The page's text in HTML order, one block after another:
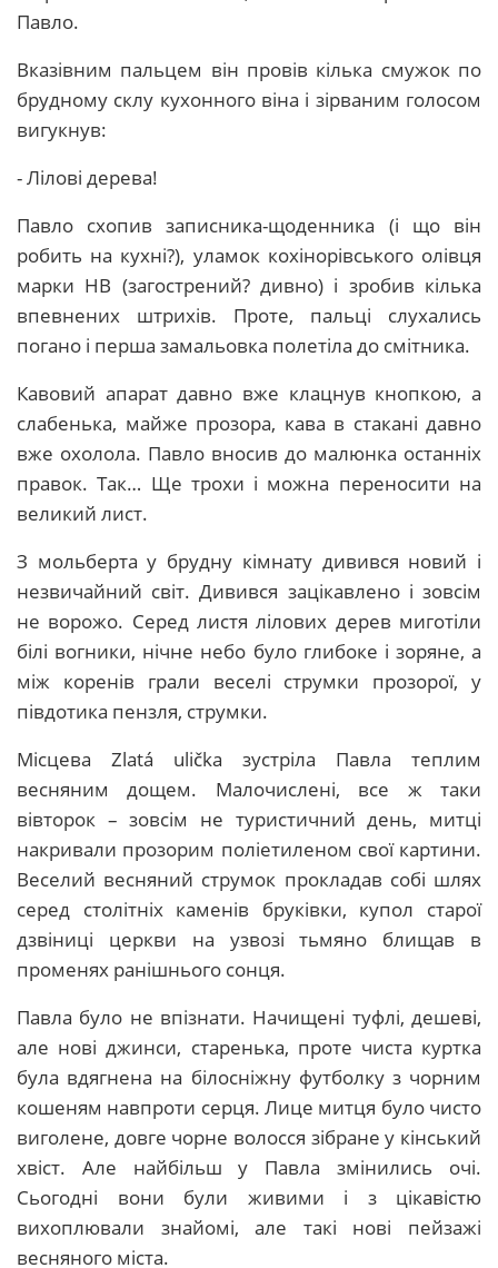
Павло.
Вказівним пальцем він провів кілька смужок по
брудному склу кухонного віна і зірваним голосом
вигукнув:
- Лілові дерева!
Павло схопив записника-щоденника (і що він
робить на кухні?), уламок кохінорівського олівця
марки HB (загострений? дивно) і зробив кілька
впевнених штрихів. Проте, пальці слухались
погано і перша замальовка полетіла до смітника.
Кавовий апарат давно вже клацнув кнопкою, а
слабенька, майже прозора, кава в стакані давно
вже охолола. Павло вносив до малюнка останніх
правок. Так… Ще трохи і можна переносити на
великий лист.
З мольберта у брудну кімнату дивився новий і
незвичайний світ. Дивився зацікавлено і зовсім
не ворожо. Серед листя лілових дерев миготіли
білі вогники, нічне небо було глибоке і зоряне, а
між коренів грали веселі струмки прозорої, у
півдотика пензля, струмки.
Місцева Zlatá ulička зустріла Павла теплим
весняним дощем. Малочислені, все ж таки
вівторок – зовсім не туристичний день, митці
накривали прозорим поліетиленом свої картини.
Веселий весняний струмок прокладав собі шлях
серед столітніх каменів бруківки, купол старої
дзвіниці церкви на узвозі тьмяно блищав в
променях ранішнього сонця.
Павла було не впізнати. Начищені туфлі, дешеві,
але нові джинси, старенька, проте чиста куртка
була вдягнена на білосніжну футболку з чорним
кошеням навпроти серця. Лице митця було чисто
виголене, довге чорне волосся зібране у кінський
хвіст. Але найбільш у Павла змінились очі.
Сьогодні вони були живими і з цікавістю
вихоплювали знайомі, але такі нові пейзажі
весняного міста.